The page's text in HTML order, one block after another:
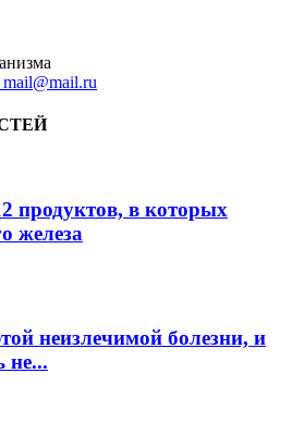
продуктов, в которых
железа
неизлечимой болезни, и
не...